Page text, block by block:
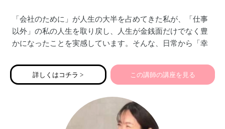
「会社のために」が人生の大半を占めてきた私が、「仕事
以外」の私の人生を取り戻し、人生が金銭面だけでなく豊
かになったことを実感しています。そんな、日常から「幸
詳しくはコチラ > この講師の講座を見る